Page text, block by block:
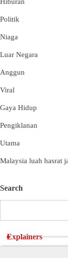
Politik
Niaga
Luar Negara
Anggun
Viral
Gaya Hidup
Pengiklanan
Utama
Malaysia luah hasrat
Search
Explainers